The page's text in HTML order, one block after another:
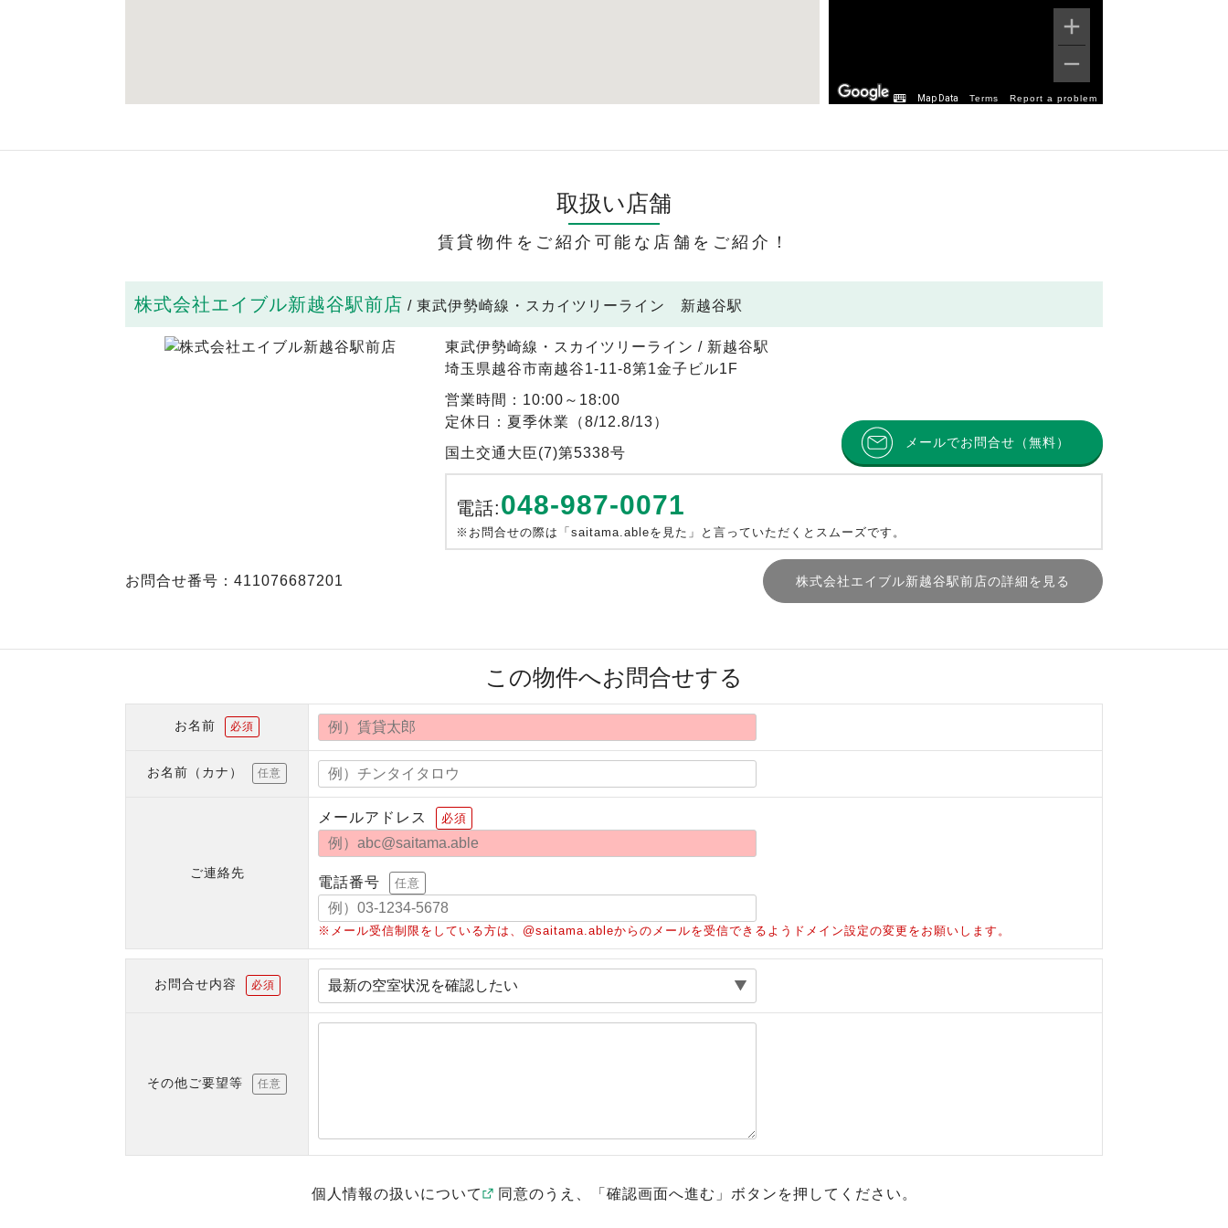
Map Data Terms Report a problem
取扱い店舗
賃貸物件をご紹介可能な店舗をご紹介！
株式会社エイブル新越谷駅前店 / 東武伊勢崎線・スカイツリーライン 新越谷駅
東武伊勢崎線・スカイツリーライン / 新越谷駅
埼玉県越谷市南越谷1-11-8第1金子ビル1F
営業時間：10:00～18:00
定休日：夏季休業（8/12.8/13）
国土交通大臣(7)第5338号
メールでお問合せ（無料）
電話:048-987-0071
※お問合せの際は「saitama.ableを見た」と言っていただくとスムーズです。
お問合せ番号：411076687201 株式会社エイブル新越谷駅前店の詳細を見る
この物件へお問合せする
お名前 必須
お名前（カナ） 任意
ご連絡先
メールアドレス 必須
電話番号 任意
※メール受信制限をしている方は、@saitama.ableからのメールを受信できるようドメイン設定の変更をお願いします。
お問合せ内容 必須
その他ご要望等 任意
個人情報の扱いについて 同意のうえ、「確認画面へ進む」ボタンを押してください。